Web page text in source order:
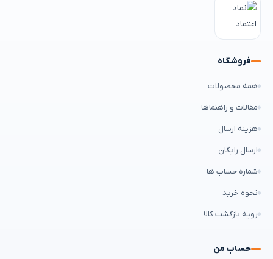
فروشگاه
همه محصولات
مقالات و راهنماها
هزینه ارسال
ارسال رایگان
شماره حساب ها
نحوه خرید
رویه بازگشت کالا
حساب من